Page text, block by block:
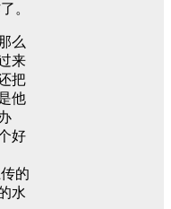
。
么
来
把
他
好
的
水